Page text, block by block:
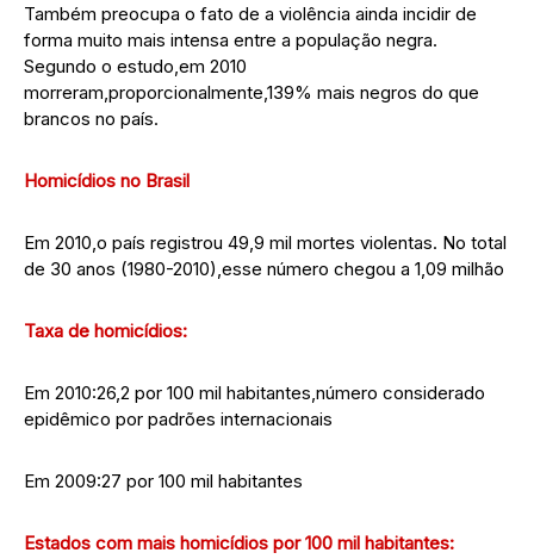
Também preocupa o fato de a violência ainda incidir de
forma muito mais intensa entre a população negra.
Segundo o estudo,em 2010
morreram,proporcionalmente,139% mais negros do que
brancos no país.
Homicídios no Brasil
Em 2010,o país registrou 49,9 mil mortes violentas. No total
de 30 anos (1980-2010),esse número chegou a 1,09 milhão
Taxa de homicídios:
Em 2010:26,2 por 100 mil habitantes,número considerado
epidêmico por padrões internacionais
Em 2009:27 por 100 mil habitantes
Estados com mais homicídios por 100 mil habitantes: